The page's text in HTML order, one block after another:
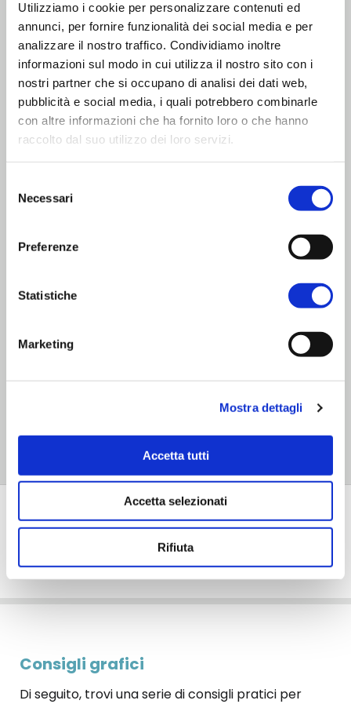
Utilizziamo i cookie per personalizzare contenuti ed
annunci, per fornire funzionalità dei social media e per
analizzare il nostro traffico. Condividiamo inoltre
informazioni sul modo in cui utilizza il nostro sito con i
nostri partner che si occupano di analisi dei dati web,
pubblicità e social media, i quali potrebbero combinarle
con altre informazioni che ha fornito loro o che hanno
raccolto dal suo utilizzo dei loro servizi.
delNecessari
Preferenze
Statistiche
Marketing
Mostra dettagli
Accetta tutti
Accetta selezionati
Rifiuta
Inserisci la tua grafica nel template
Seleziona accessori e opzioni
Scegli tempi di produzione e indirizzo di
consegna
In pochi click il tuo totem pubblicitario
personalizzato sarà pronto per la produzione e
consegnato rapidamente dove preferisci.
ALTRE SOLUZIONI ESPOSITIVE PER FIERE ED
Oltre ai totem pubblicitari, su DoctaPrint puoi
Espositori per punti vendita
Tutte soluzioni pensate per rafforzare la visibilità
del tuo brand in ogni contesto.
Recensioni
FAQ
Consigli grafici
Di seguito, trovi una serie di consigli pratici per